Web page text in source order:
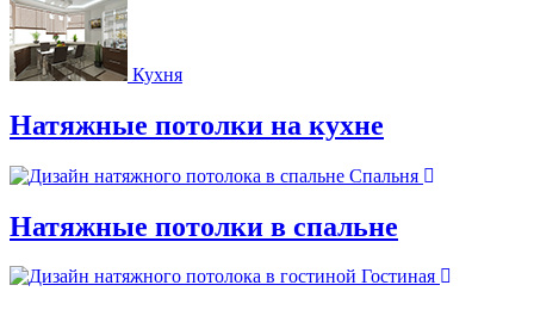
Кухня
Натяжные потолки на кухне
Спальня
Натяжные потолки в спальне
Гостиная